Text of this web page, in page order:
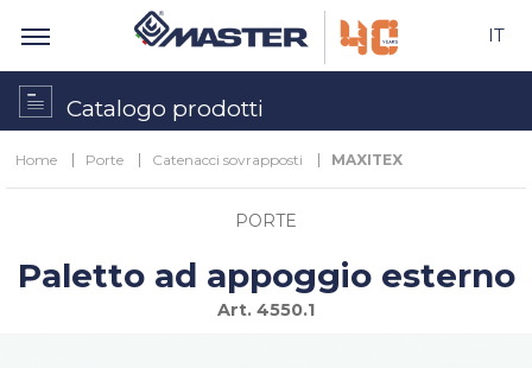
IT
Catalogo prodotti
Home Porte Catenacci sovrapposti MAXITEX
PORTE
Paletto ad appoggio esterno
Art. 4550.1